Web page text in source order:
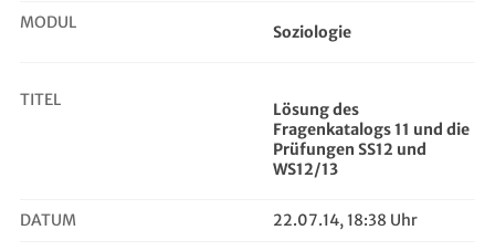
MODUL Soziologie
TITEL
Lösung des
Fragenkatalogs 11 und die
Prüfungen SS12 und
WS12/13
DATUM 22.07.14, 18:38 Uhr